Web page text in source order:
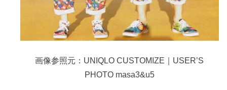
画像参照元：UNIQLO CUSTOMIZE｜USER’S
PHOTO masa3&u5